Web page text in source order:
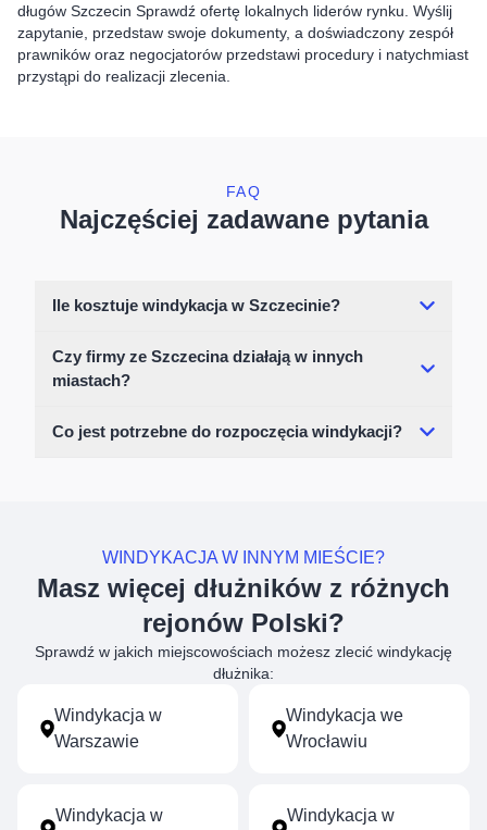
długów Szczecin Sprawdź ofertę lokalnych liderów rynku. Wyślij
zapytanie, przedstaw swoje dokumenty, a doświadczony zespół
prawników oraz negocjatorów przedstawi procedury i natychmiast
przystąpi do realizacji zlecenia.
FAQ
Najczęściej zadawane pytania
Ile kosztuje windykacja w Szczecinie?
Czy firmy ze Szczecina działają w innych
miastach?
Co jest potrzebne do rozpoczęcia windykacji?
WINDYKACJA W INNYM MIEŚCIE?
Masz więcej dłużników z różnych
rejonów Polski?
Sprawdź w jakich miejscowościach możesz zlecić windykację
dłużnika:
Windykacja w
Warszawie
Windykacja we
Wrocławiu
Windykacja w
Windykacja w